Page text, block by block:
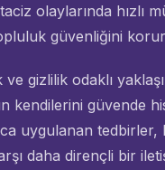
olaylarında hızlı
güvenliğini
gizlilik odaklı
kendilerini güvende
uygulanan tedbirler,
daha dirençli bir